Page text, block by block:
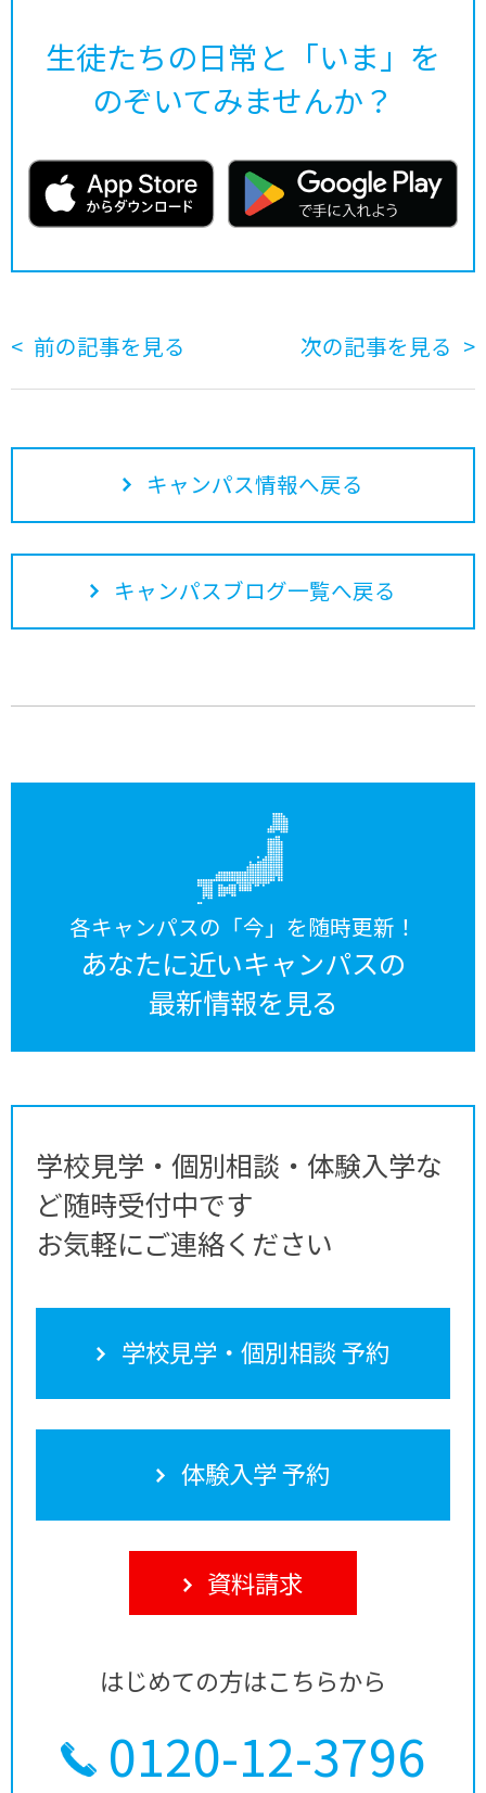
生徒たちの日常と「いま」を
のぞいてみませんか？
前の記事を見る 次の記事を見る
キャンパス情報へ戻る
キャンパスブログ一覧へ戻る
各キャンパスの「今」を随時更新！
あなたに近いキャンパスの
最新情報を見る
学校見学・個別相談・体験入学な
ど随時受付中です
お気軽にご連絡ください
学校見学・個別相談 予約
体験入学 予約
資料請求
はじめての方はこちらから
0120-12-3796